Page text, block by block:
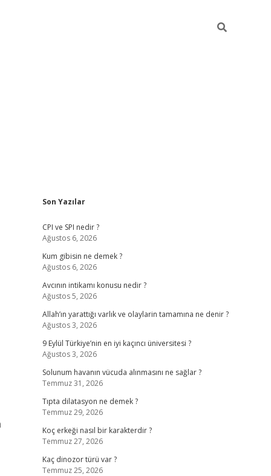
Sidebar
Son Yazılar
CPI ve SPI nedir ?
Ağustos 6, 2026
Kum gibisin ne demek ?
Ağustos 6, 2026
Avcının intikamı konusu nedir ?
Ağustos 5, 2026
Allah’ın yarattığı varlık ve olaylarin tamamına ne denir ?
Ağustos 3, 2026
9 Eylül Türkiye’nin en iyi kaçıncı üniversitesi ?
Ağustos 3, 2026
Solunum havanın vücuda alınmasını ne sağlar ?
Temmuz 31, 2026
Tıpta dilatasyon ne demek ?
Temmuz 29, 2026
Koç erkeği nasıl bir karakterdir ?
Temmuz 27, 2026
Kaç dinozor türü var ?
Temmuz 25, 2026